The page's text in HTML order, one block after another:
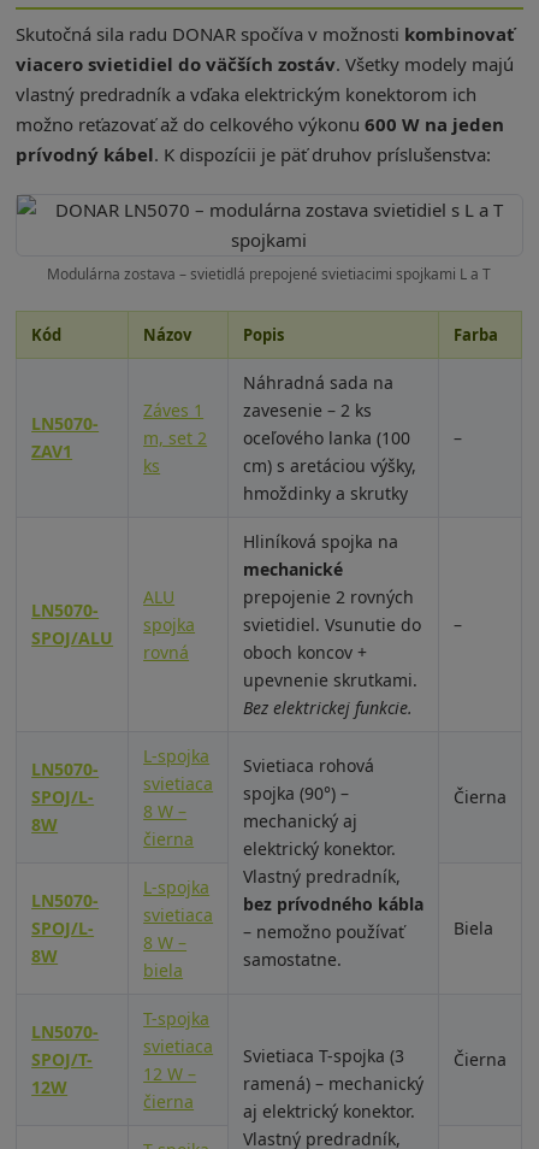
Skutočná sila radu DONAR spočíva v možnosti kombinovať
viacero svietidiel do väčších zostáv. Všetky modely majú
vlastný predradník a vďaka elektrickým konektorom ich
možno reťazovať až do celkového výkonu600 W na jeden
prívodný kábel. K dispozícii je päť druhov príslušenstva:
Modulárna zostava – svietidlá prepojené svietiacimi spojkami L a T
Kód Názov Popis Farba
LN5070-
ZAV1
Záves 1
m, set 2
ks
Náhradná sada na
zavesenie – 2 ks
oceľového lanka (100
cm) s aretáciou výšky,
hmoždinky a skrutky
–
LN5070-
SPOJ/ALU
ALU
spojka
rovná
Hliníková spojka na
mechanické
prepojenie 2 rovných
svietidiel. Vsunutie do
oboch koncov +
upevnenie skrutkami.
Bez elektrickej funkcie.
–
LN5070-
SPOJ/L-
8W
L-spojka
svietiaca
8 W –
čierna
Svietiaca rohová
spojka (90°) –
mechanický aj
elektrický konektor.
Vlastný predradník,
bez prívodného kábla
– nemožno používať
samostatne.
Čierna
LN5070-
SPOJ/L-
8W
L-spojka
svietiaca
8 W –
biela
Biela
LN5070-
SPOJ/T-
12W
T-spojka
svietiaca
12 W –
čierna
Svietiaca T-spojka (3
ramená) – mechanický
aj elektrický konektor.
Vlastný predradník,
Čierna